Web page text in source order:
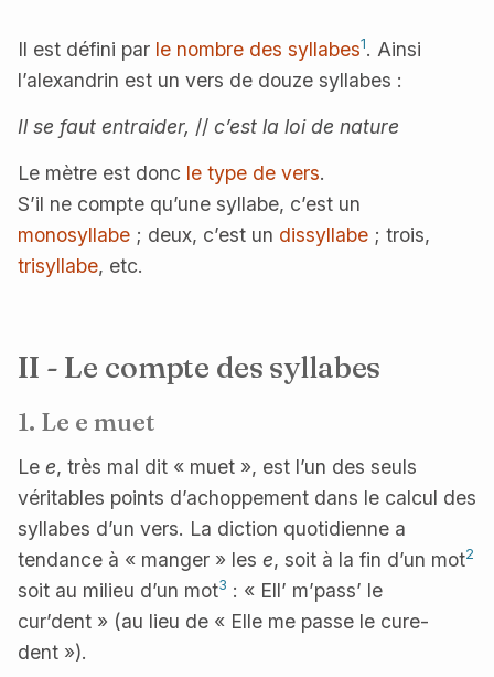
Il est défini par le nombre des syllabes1. Ainsi
l’alexandrin est un vers de douze syllabes :
Il se faut entraider, // c’est la loi de nature
Le mètre est donc le type de vers.
S’il ne compte qu’une syllabe, c’est un
monosyllabe ; deux, c’est un dissyllabe ; trois,
trisyllabe, etc.
II - Le compte des syllabes
1. Le e muet
Le e, très mal dit « muet », est l’un des seuls
véritables points d’achoppement dans le calcul des
syllabes d’un vers. La diction quotidienne a
tendance à « manger » les e, soit à la fin d’un mot2
soit au milieu d’un mot3 : « Ell’ m’pass’ le
cur’dent » (au lieu de « Elle me passe le cure-
dent »).